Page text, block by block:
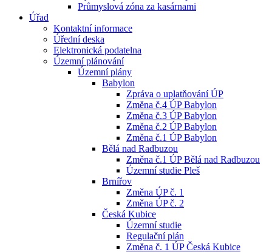
Průmyslová zóna za kasárnami
Úřad
Kontaktní informace
Úřední deska
Elektronická podatelna
Územní plánování
Územní plány
Babylon
Zpráva o uplatňování ÚP
Změna č.4 ÚP Babylon
Změna č.3 ÚP Babylon
Změna č.2 ÚP Babylon
Změna č.1 ÚP Babylon
Bělá nad Radbuzou
Změna č.1 ÚP Bělá nad Radbuzou
Územní studie Pleš
Brnířov
Změna ÚP č. 1
Změna ÚP č. 2
Česká Kubice
Územní studie
Regulační plán
Změna č. 1 ÚP Česká Kubice